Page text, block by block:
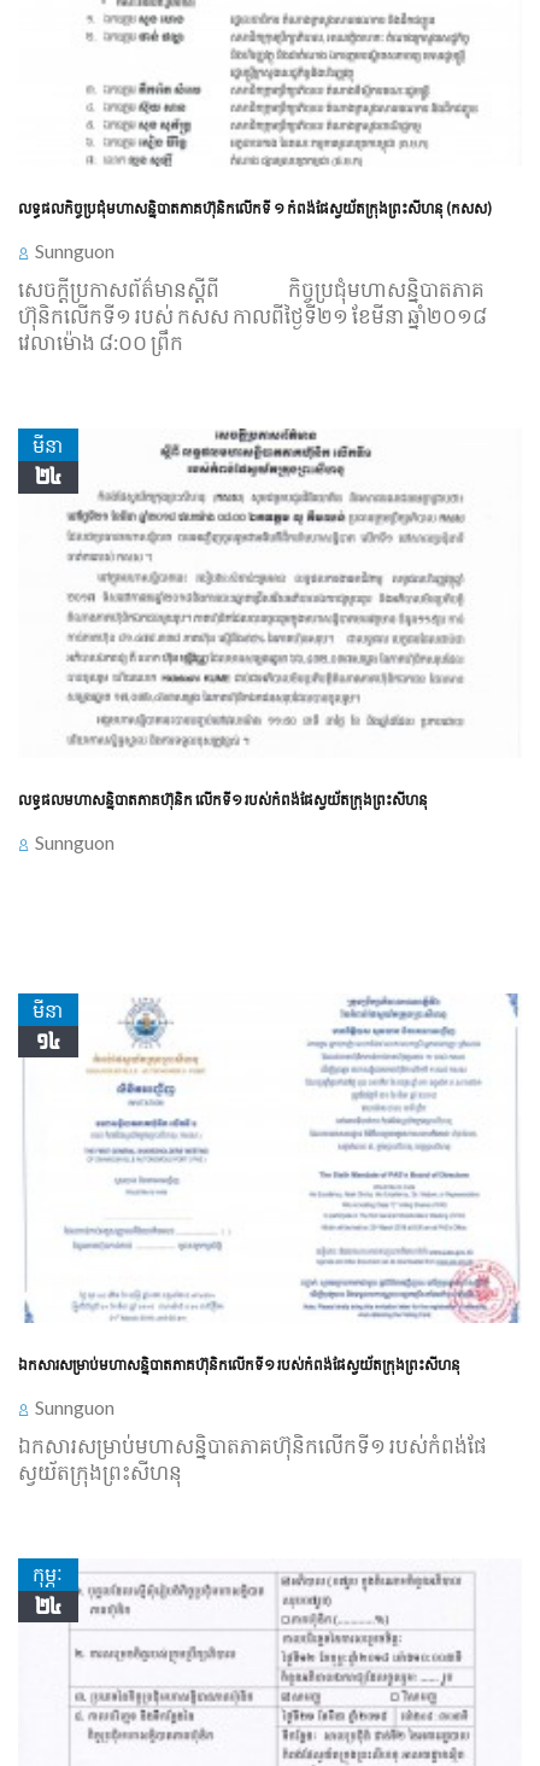
លទ្ធផលកិច្ចប្រជុំមហាសន្និបាតភាគហ៊ុនិកលើកទី ១ កំពង់ផែស្វយ័តក្រុងព្រះសីហនុ (កសស)
Sunnguon
សេចក្ដីប្រកាសព័ត៌មានស្ដីពី
កិច្ចប្រជុំមហាសន្និបាតភាគ
ហ៊ុនិកលើកទី១ របស់ កសស កាលពីថ្ងៃទី២១ ខែមីនា ឆ្នាំ២០១៨
វេលាម៉ោង ៨:០០ ព្រឹក
មីនា
២៤
លទ្ធផលមហាសន្និបាតភាគហ៊ុនិក លើកទី១ របស់កំពង់ផែស្វយ័តក្រុងព្រះសីហនុ
Sunnguon
មីនា
១៤
ឯកសារសម្រាប់មហាសន្និបាតភាគហ៊ុនិកលើកទី១ របស់កំពង់ផែស្វយ័តក្រុងព្រះសីហនុ
Sunnguon
ឯកសារសម្រាប់មហាសន្និបាតភាគហ៊ុនិកលើកទី១ របស់កំពង់ផែ
ស្វយ័តក្រុងព្រះសីហនុ
កុម្ភៈ
២៤